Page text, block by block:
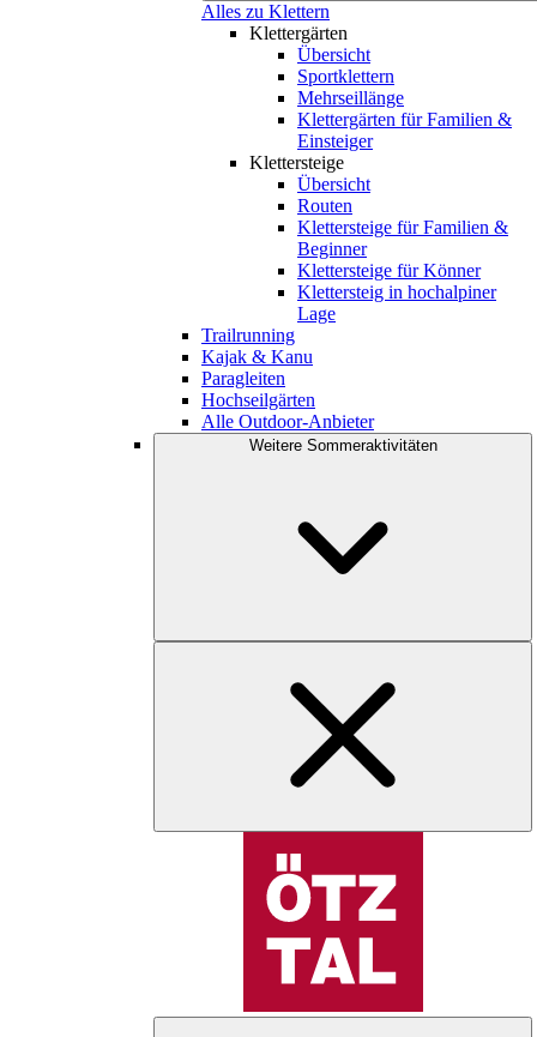
Alles zu Klettern
Klettergärten
Übersicht
Sportklettern
Mehrseillänge
Klettergärten für Familien &
Einsteiger
Klettersteige
Übersicht
Routen
Klettersteige für Familien &
Beginner
Klettersteige für Könner
Klettersteig in hochalpiner
Lage
Trailrunning
Kajak & Kanu
Paragleiten
Hochseilgärten
Alle Outdoor-Anbieter
Weitere Sommeraktivitäten